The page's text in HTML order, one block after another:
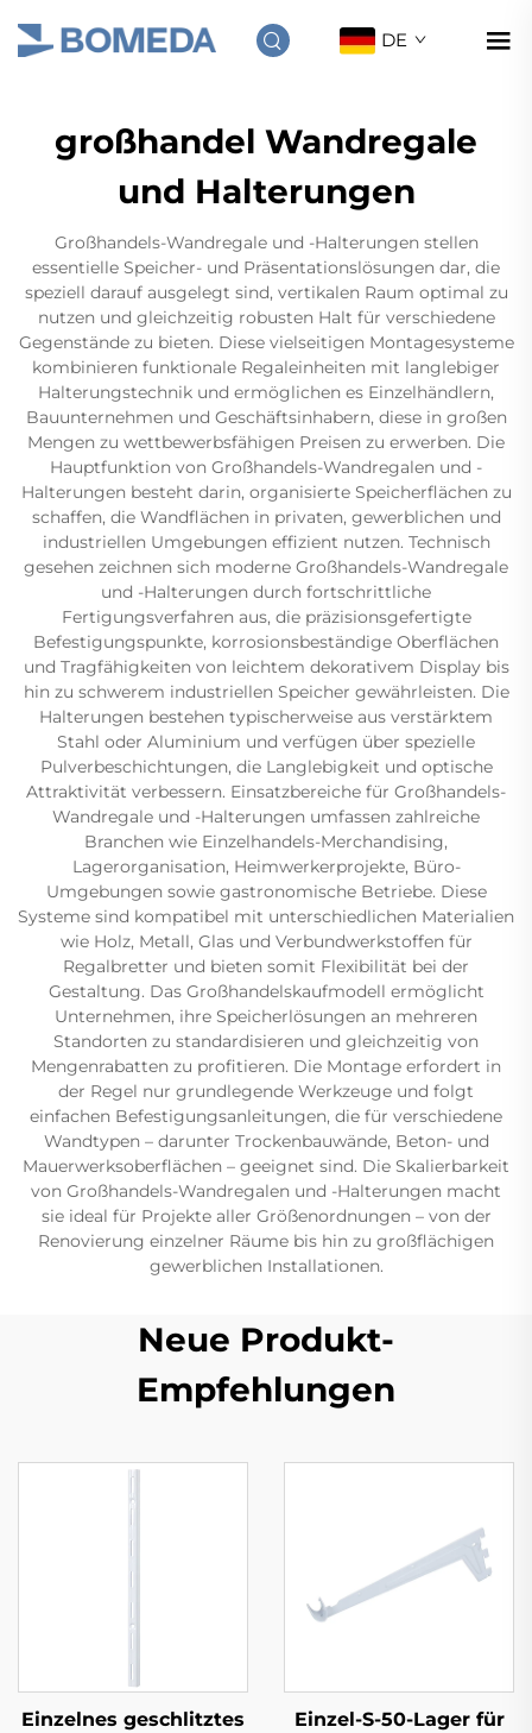
DE
großhandel Wandregale
und Halterungen
Großhandels-Wandregale und -Halterungen stellen
essentielle Speicher- und Präsentationslösungen dar, die
speziell darauf ausgelegt sind, vertikalen Raum optimal zu
nutzen und gleichzeitig robusten Halt für verschiedene
Gegenstände zu bieten. Diese vielseitigen Montagesysteme
kombinieren funktionale Regaleinheiten mit langlebiger
Halterungstechnik und ermöglichen es Einzelhändlern,
Bauunternehmen und Geschäftsinhabern, diese in großen
Mengen zu wettbewerbsfähigen Preisen zu erwerben. Die
Hauptfunktion von Großhandels-Wandregalen und -
Halterungen besteht darin, organisierte Speicherflächen zu
schaffen, die Wandflächen in privaten, gewerblichen und
industriellen Umgebungen effizient nutzen. Technisch
gesehen zeichnen sich moderne Großhandels-Wandregale
und -Halterungen durch fortschrittliche
Fertigungsverfahren aus, die präzisionsgefertigte
Befestigungspunkte, korrosionsbeständige Oberflächen
und Tragfähigkeiten von leichtem dekorativem Display bis
hin zu schwerem industriellen Speicher gewährleisten. Die
Halterungen bestehen typischerweise aus verstärktem
Stahl oder Aluminium und verfügen über spezielle
Pulverbeschichtungen, die Langlebigkeit und optische
Attraktivität verbessern. Einsatzbereiche für Großhandels-
Wandregale und -Halterungen umfassen zahlreiche
Branchen wie Einzelhandels-Merchandising,
Lagerorganisation, Heimwerkerprojekte, Büro-
Umgebungen sowie gastronomische Betriebe. Diese
Systeme sind kompatibel mit unterschiedlichen Materialien
wie Holz, Metall, Glas und Verbundwerkstoffen für
Regalbretter und bieten somit Flexibilität bei der
Gestaltung. Das Großhandelskaufmodell ermöglicht
Unternehmen, ihre Speicherlösungen an mehreren
Standorten zu standardisieren und gleichzeitig von
Mengenrabatten zu profitieren. Die Montage erfordert in
der Regel nur grundlegende Werkzeuge und folgt
einfachen Befestigungsanleitungen, die für verschiedene
Wandtypen – darunter Trockenbauwände, Beton- und
Mauerwerksoberflächen – geeignet sind. Die Skalierbarkeit
von Großhandels-Wandregalen und -Halterungen macht
sie ideal für Projekte aller Größenordnungen – von der
Renovierung einzelner Räume bis hin zu großflächigen
gewerblichen Installationen.
Neue Produkt-
Empfehlungen
Einzelnes geschlitztes
Einzel-S-50-Lager für